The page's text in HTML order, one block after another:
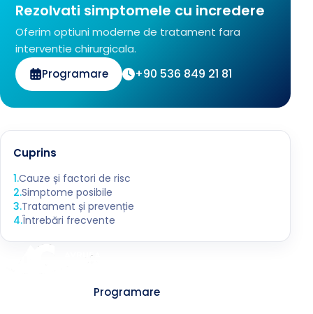
Cuprins
1.Cauze și factori de risc
2.Simptome posibile
3.Tratament și prevenție
4.Întrebări frecvente
Rezolvati simptomele cu incredere
Oferim optiuni moderne de tratament fara
interventie chirurgicala.
Programare
+90 536 849 21 81
Programare